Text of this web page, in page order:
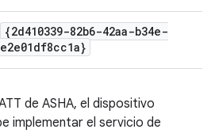
{2d410339-82b6-42aa-b34e-
e2e01df8cc1a}
de ASHA, el dispositivo
implementar el servicio de